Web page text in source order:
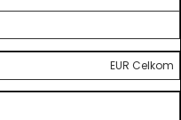
EUR Celkom